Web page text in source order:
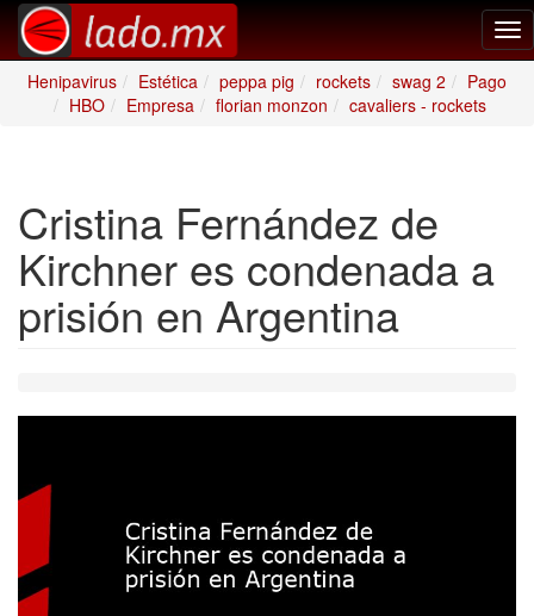
Henipavirus
Estética peppa pig rockets swag 2
Pago
HBO
Empresa florian monzon cavaliers - rockets
Cristina Fernández de
Kirchner es condenada a
prisión en Argentina